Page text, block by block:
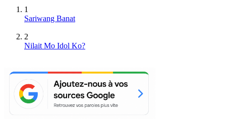
1
Sariwang Banat
2
Nilait Mo Idol Ko?